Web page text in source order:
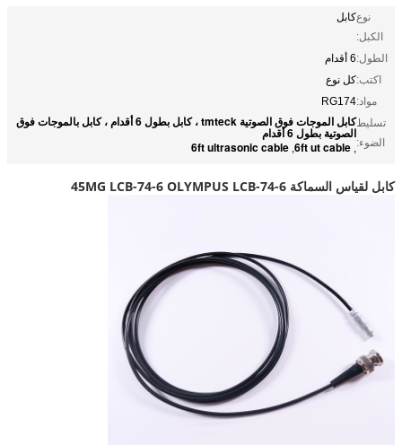
نوع
الكبل:
كابل
الطول:6 أقدام
اكتب:كل نوع
مواد:RG174
تسليط
الضوء:
كابل الموجات فوق الصوتية tmteck ، كابل بطول 6 أقدام ، كابل بالموجات فوق
الصوتية بطول 6 أقدام
,
6ft ut cable
,
6ft ultrasonic cable
كابل لقياس السماكة 45MG LCB-74-6 OLYMPUS LCB-74-6